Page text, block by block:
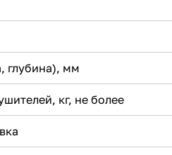
глубина), мм
кг, не более